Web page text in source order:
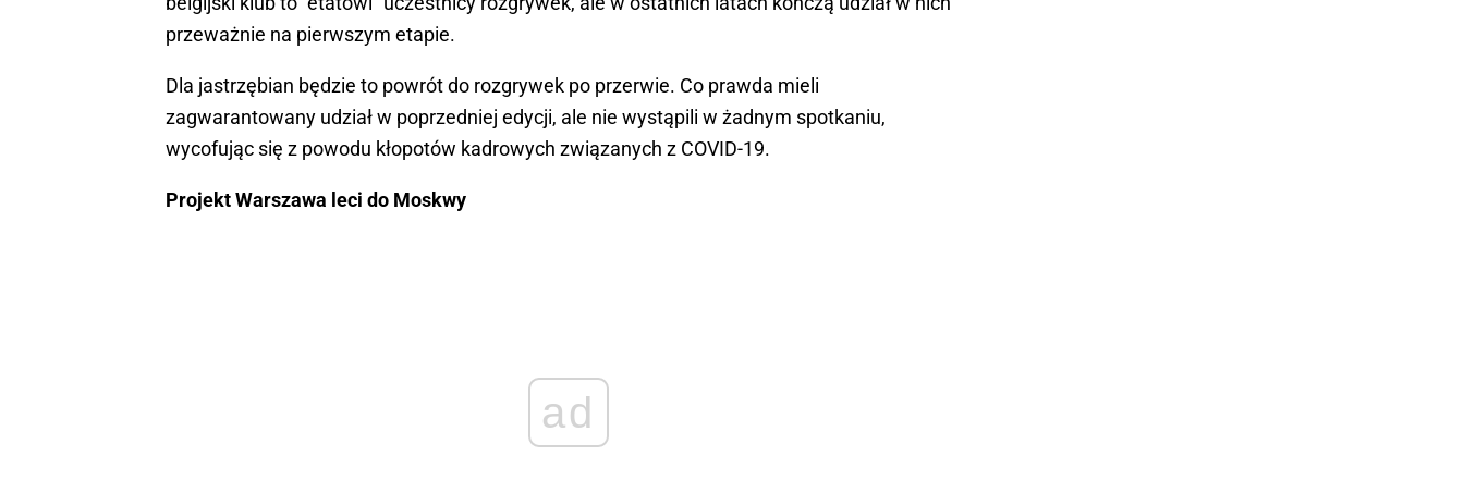
przeważnie na pierwszym etapie.
Dla jastrzębian będzie to powrót do rozgrywek po przerwie. Co prawda mieli
zagwarantowany udział w poprzedniej edycji, ale nie wystąpili w żadnym spotkaniu,
wycofując się z powodu kłopotów kadrowych związanych z COVID-19.
Projekt Warszawa leci do Moskwy
ad